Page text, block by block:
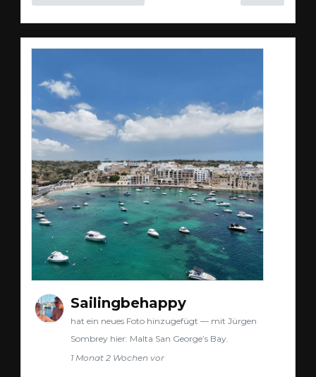
Sailingbehappy
hat ein neues Foto hinzugefügt — mit Jürgen
Sombrey hier: Malta San George’s Bay.
1 Monat 2 Wochen vor